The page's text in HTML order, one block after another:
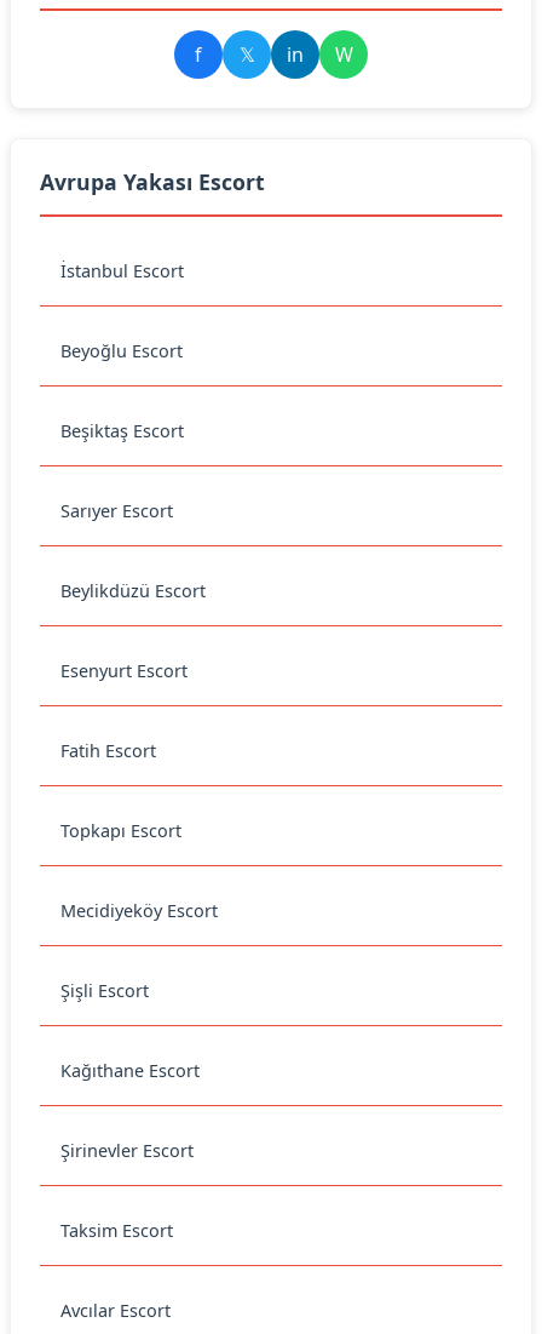
f 𝕏 in W
Avrupa Yakası Escort
İstanbul Escort
Beyoğlu Escort
Beşiktaş Escort
Sarıyer Escort
Beylikdüzü Escort
Esenyurt Escort
Fatih Escort
Topkapı Escort
Mecidiyeköy Escort
Şişli Escort
Kağıthane Escort
Şirinevler Escort
Taksim Escort
Avcılar Escort